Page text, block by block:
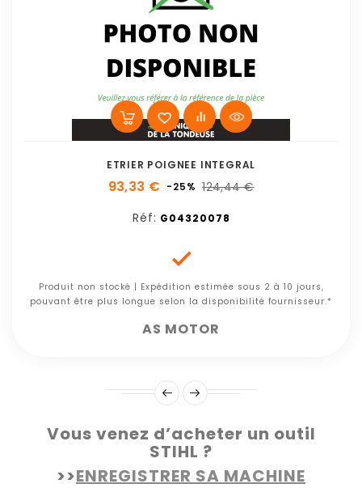
ETRIER POIGNEE INTEGRAL
93,33 € -25% 124,44 €
Réf: G04320078

Produit non stocké | Expédition estimée sous 2 à 10 jours,
pouvant être plus longue selon la disponibilité fournisseur.*
AS MOTOR
Vous venez d’acheter un outil
STIHL ?
>>ENREGISTRER SA MACHINE